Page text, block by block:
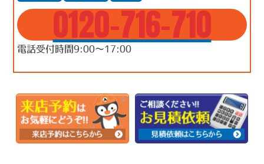
0120-716-710
電話受付時間9:00～17:00